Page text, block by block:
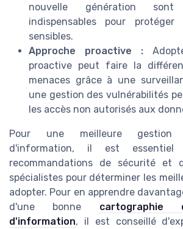
nouvelle génération
indispensables pour
sensibles.
Approche proactive :
proactive peut faire la
menaces grâce à une
une gestion des vulnérabilités
les accès non autorisés aux
Pour une meilleure gestion
d'information, il est
recommandations de sécurité et
spécialistes pour déterminer les
adopter. Pour en apprendre
d'une bonne cartographie
d'information, il est conseillé